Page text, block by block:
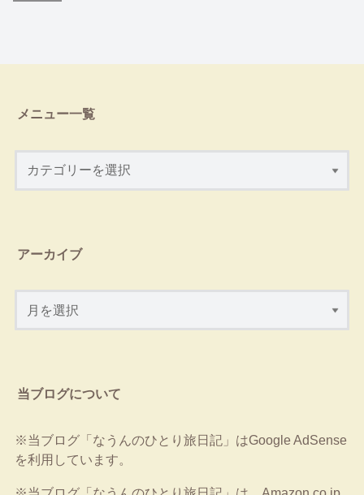
メニュー一覧
アーカイブ
当ブログについて
※当ブログ「なうんのひとり旅日記」はGoogle AdSense
を利用しています。